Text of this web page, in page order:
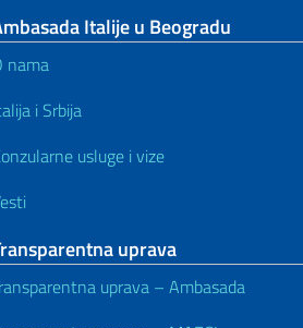
Italije u Beogradu
nama
i Srbija
usluge i vize
uprava
uprava – Ambasada